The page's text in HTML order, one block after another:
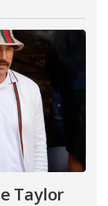
Taylor